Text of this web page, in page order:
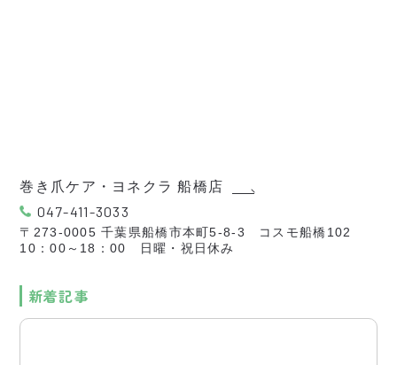
巻き爪ケア・ヨネクラ 船橋店
047-411-3033
〒273-0005 千葉県船橋市本町5-8-3 コスモ船橋102
10：00～18：00 日曜・祝日休み
新着記事